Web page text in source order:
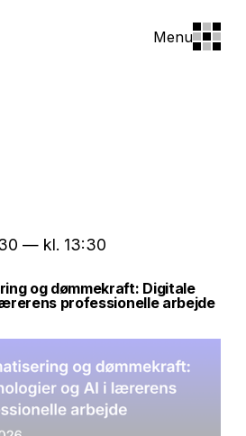
Menu
— kl. 13:30
og dømmekraft: Digitale
professionelle arbejde